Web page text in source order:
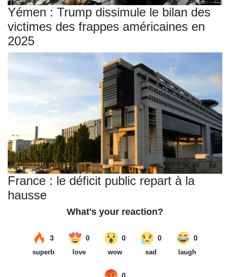
Yémen : Trump dissimule le bilan des
victimes des frappes américaines en
2025
France : le déficit public repart à la
hausse